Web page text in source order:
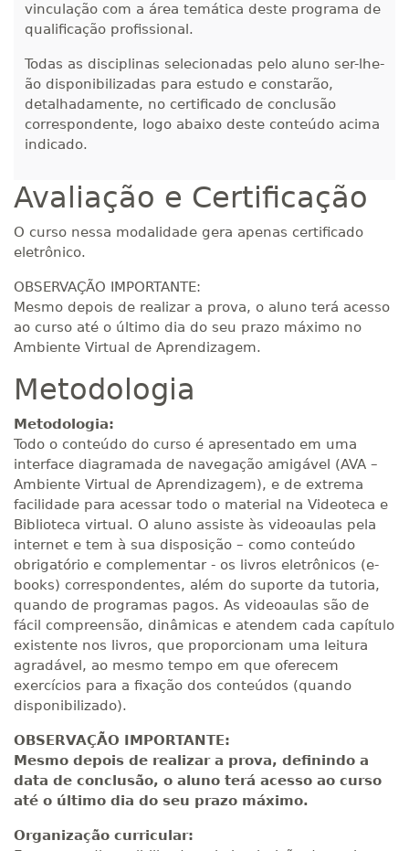
300 H 38 dias
320 H 40 dias 120dias
R$ 1.586,20
Matricular
340 H dias 120dias
Matricular
360 H
R$ 1.784,48
380 H 48 dias 150dias
R$ 1.883,61
Matricular
400 H 50dias 150
420 H 53dias 150dias
R$ 2.082,12
Matricular
440 H 55dias 150dias
R$ 2.240,16
Matricular
vinculação com a área temática deste programa de
qualificação profissional.
Todas as disciplinas selecionadas pelo aluno ser-lhe-
ão disponibilizadas para estudo e constarão,
detalhadamente, no certificado de conclusão
correspondente, logo abaixo deste conteúdo acima
indicado.
Avaliação e Certificação
O curso nessa modalidade gera apenas certificado
eletrônico.
OBSERVAÇÃO IMPORTANTE:
Mesmo depois de realizar a prova, o aluno terá acesso
ao curso até o último dia do seu prazo máximo no
Ambiente Virtual de Aprendizagem.
Metodologia
Metodologia:
Todo o conteúdo do curso é apresentado em uma
interface diagramada de navegação amigável (AVA –
Ambiente Virtual de Aprendizagem), e de extrema
facilidade para acessar todo o material na Videoteca e
Biblioteca virtual. O aluno assiste às videoaulas pela
internet e tem à sua disposição – como conteúdo
obrigatório e complementar - os livros eletrônicos (e-
books) correspondentes, além do suporte da tutoria,
quando de programas pagos. As videoaulas são de
fácil compreensão, dinâmicas e atendem cada capítulo
existente nos livros, que proporcionam uma leitura
agradável, ao mesmo tempo em que oferecem
exercícios para a fixação dos conteúdos (quando
disponibilizado).
OBSERVAÇÃO IMPORTANTE:
Mesmo depois de realizar a prova, definindo a
data de conclusão, o aluno terá acesso ao curso
até o último dia do seu prazo máximo.
Organização curricular: